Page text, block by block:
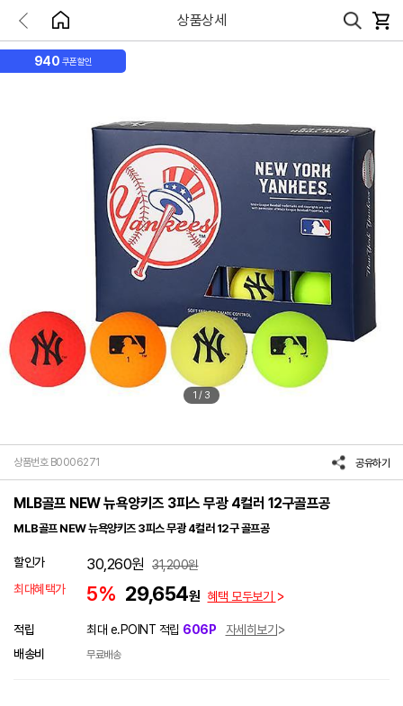
상품상세
940 쿠폰할인
1 / 3
상품번호 B0006271 공유하기
MLB골프 NEW 뉴욕양키즈 3피스 무광 4컬러 12구골프공
MLB골프 NEW 뉴욕양키즈 3피스 무광 4컬러 12구 골프공
할인가 30,260원 31,200원
최대혜택가
5% 29,654원 혜택 모두보기
적립 최대 e.POINT 적립 606P
자세히보기
배송비
무료배송